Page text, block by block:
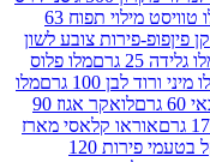
מלו מרשמלו טוויסט מילוי תפוח 63
צובע לשון
מלו פלוס
מלו
לואקר אגוז 90
קלאסי מארז
לוקיטוס סוכריות על מקל בטעמי פירות 120